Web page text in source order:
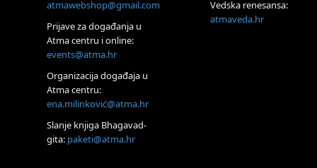
Alemka Dauskardt – Jednodnevna radionica sistemskih
konstelacija
Zagreb
HOD PO ŽERAVICI – Seminar koji mijenja tijelo, duh i um
SoulFest – Festival glazbe, mudrosti i zajedništva
Zagreb
Access BARS® edukacija otpusti stres
atmawebshop@gmail.com
Prijave za događanja u
Atma centru i online:
events@atma.hr
Organizacija događaja u
Atma centru:
ena.milinković@atma.hr
Slanje knjiga Bhagavad-
gita: paketi@atma.hr
Vedska renesansa:
atmaveda.hr